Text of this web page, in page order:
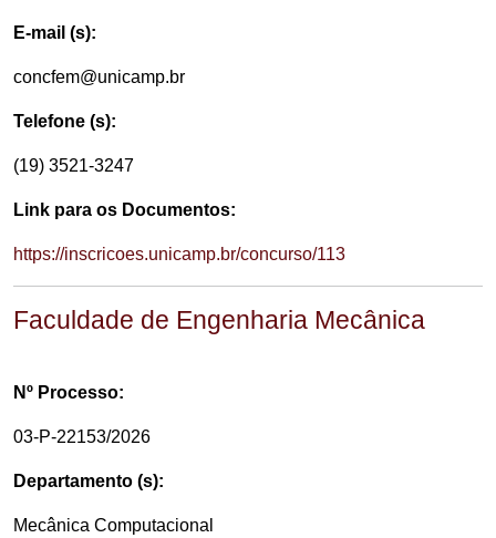
E-mail (s):
concfem@unicamp.br
Telefone (s):
(19) 3521-3247
Link para os Documentos:
https://inscricoes.unicamp.br/concurso/113
Faculdade de Engenharia Mecânica
Nº Processo:
03-P-22153/2026
Departamento (s):
Mecânica Computacional